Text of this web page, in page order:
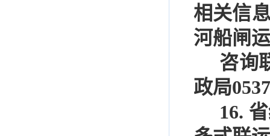
相关信
河船闸
咨询
政局
16.